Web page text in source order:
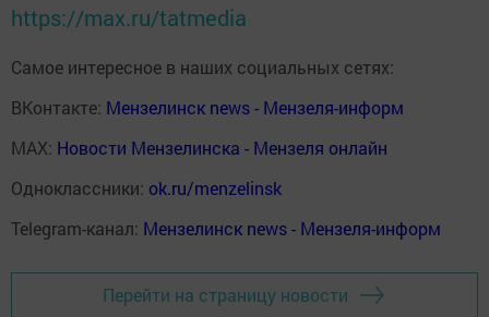
https://max.ru/tatmedia
Самое интересное в наших социальных сетях:
ВКонтакте: Мензелинск news - Мензеля-информ
MAX: Новости Мензелинска - Мензеля онлайн
Одноклассники: ok.ru/menzelinsk
Telegram-канал: Мензелинск news - Мензеля-информ
Перейти на страницу новости